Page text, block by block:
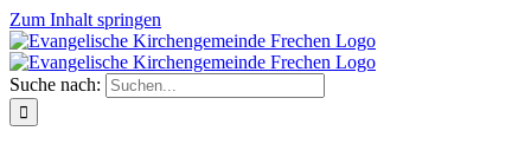
Zum Inhalt springen
Suche nach: